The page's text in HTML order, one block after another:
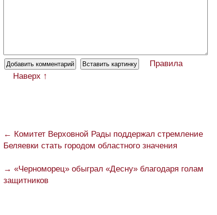
Правила
Наверх ↑
← Комитет Верховной Рады поддержал стремление
Беляевки стать городом областного значения
→ «Черноморец» обыграл «Десну» благодаря голам
защитников